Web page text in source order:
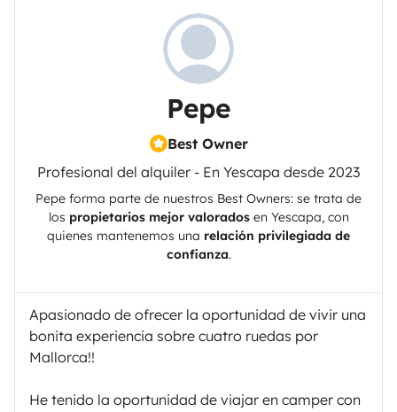
Pepe
Best Owner
Profesional del alquiler - En Yescapa desde 2023
Pepe forma parte de nuestros Best Owners: se trata de
los propietarios mejor valoradosen Yescapa, con
quienes mantenemos una relación privilegiada de
confianza.
Apasionado de ofrecer la oportunidad de vivir una
bonita experiencia sobre cuatro ruedas por
Mallorca!!
He tenido la oportunidad de viajar en camper con